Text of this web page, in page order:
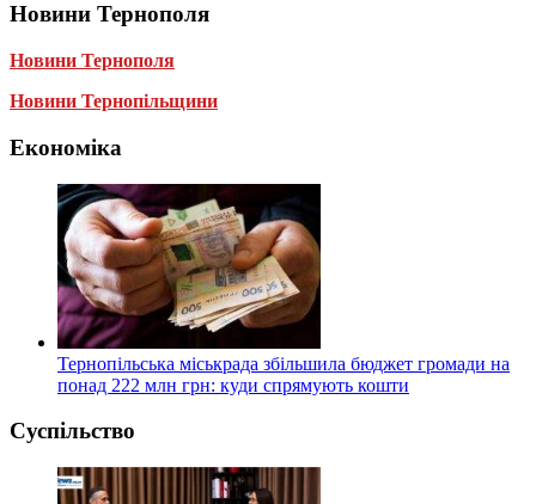
Новини Тернополя
Новини Тернополя
Новини Тернопільщини
Економіка
Тернопільська міськрада збільшила бюджет громади на
понад 222 млн грн: куди спрямують кошти
Суспільство